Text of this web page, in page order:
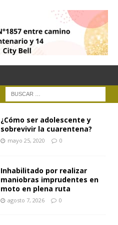
¿Cómo ser adolescente y
sobrevivir la cuarentena?
mayo 25, 2020 0
Inhabilitado por realizar
maniobras imprudentes en
moto en plena ruta
agosto 7, 2026 0